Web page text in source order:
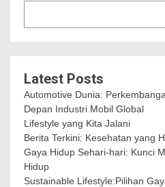
Latest Posts
Automotive Dunia:
Depan Industri Mobil Global
Lifestyle yang Kita Jalani
Berita Terkini: Kesehatan yang
Gaya Hidup Sehari-hari: Kunci
Hidup
Sustainable Lifestyle:Pilihan